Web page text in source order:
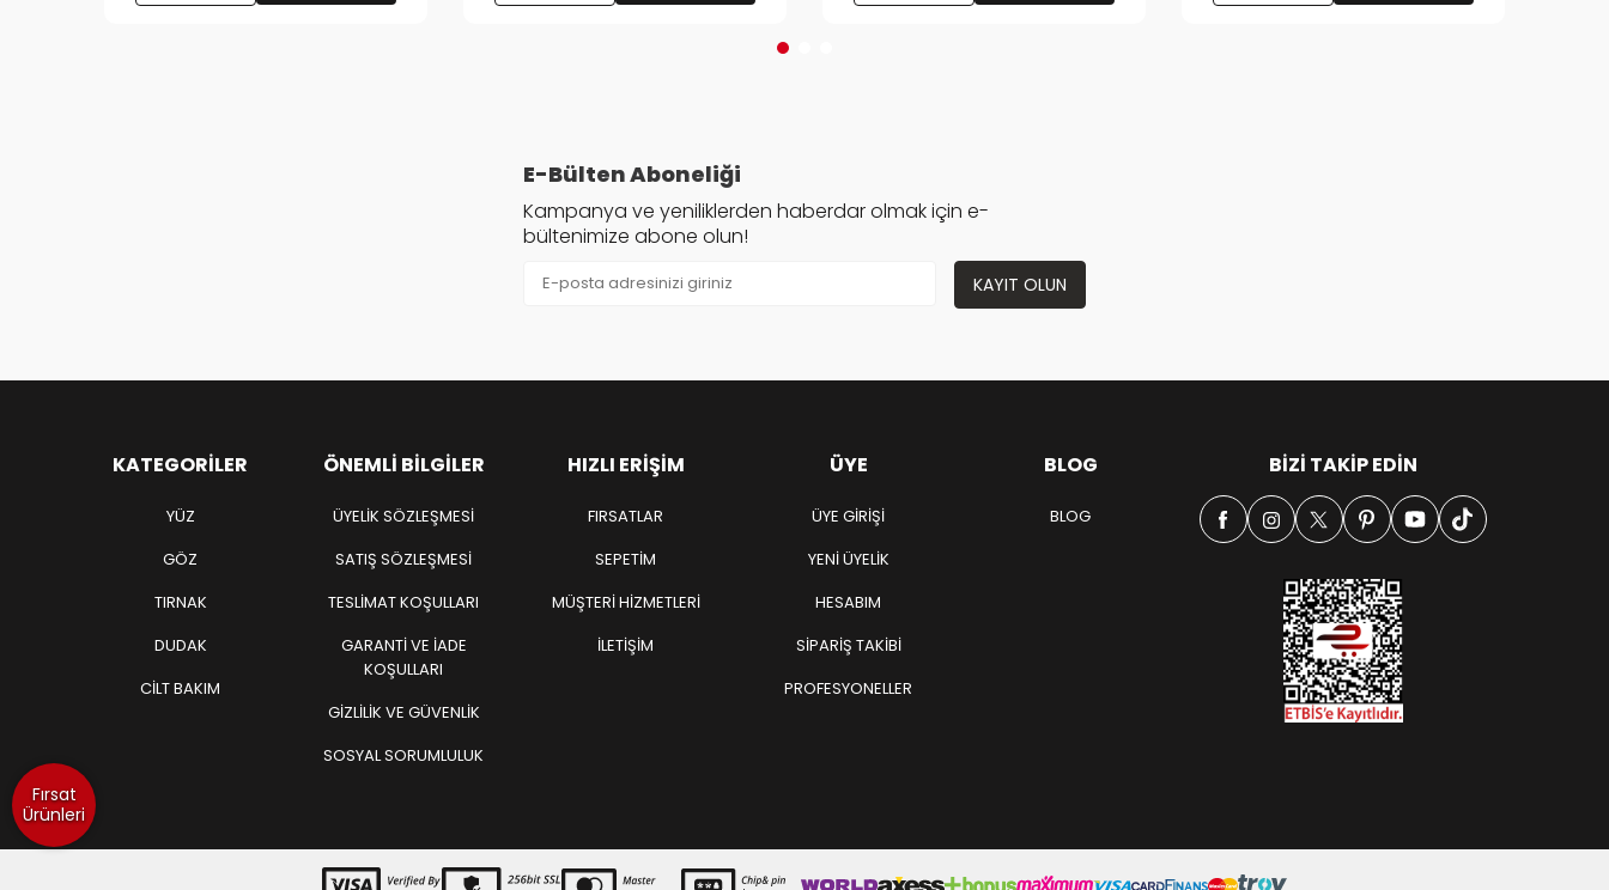
Fırsat
Ürünleri
E-Bülten Aboneliği
Kampanya ve yeniliklerden haberdar olmak için e-
bültenimize abone olun!
KAYIT OLUN
KATEGORILER
YÜZ
GÖZ
TIRNAK
DUDAK
CİLT BAKIM
ÖNEMLI BILGILER
ÜYELIK SÖZLEŞMESI
SATIŞ SÖZLEŞMESI
TESLIMAT KOŞULLARI
GARANTI VE İADE
KOŞULLARI
GIZLILIK VE GÜVENLIK
SOSYAL SORUMLULUK
HIZLI ERIŞIM
FIRSATLAR
SEPETIM
MÜŞTERI HIZMETLERI
İLETIŞIM
ÜYE
ÜYE GIRIŞI
YENI ÜYELIK
HESABIM
SIPARIŞ TAKIBI
PROFESYONELLER
BLOG
BLOG
BIZI TAKIP EDIN